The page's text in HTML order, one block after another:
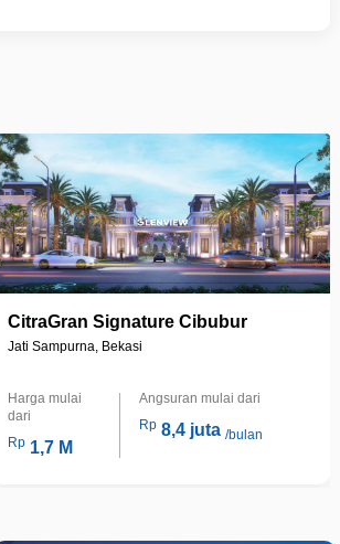
CitraGran Signature Cibubur
Jati Sampurna, Bekasi
Harga mulai
dari
Rp 1,7 M
Angsuran mulai dari
Rp 8,4 juta /bulan